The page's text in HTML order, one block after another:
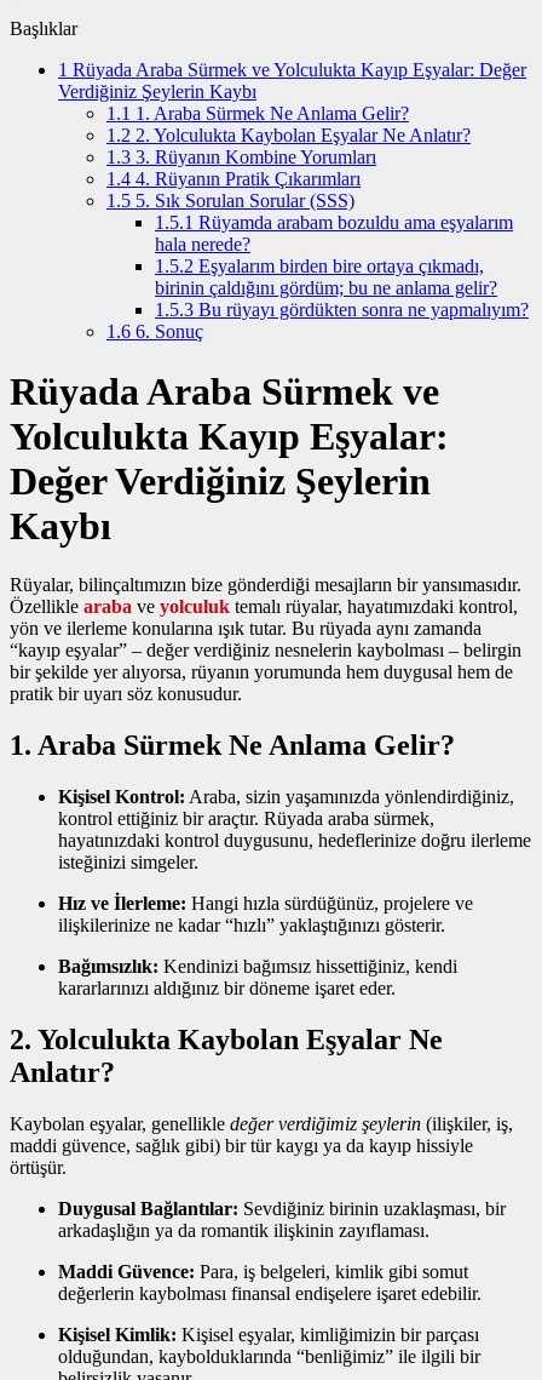
Başlıklar
1 Rüyada Araba Sürmek ve Yolculukta Kayıp Eşyalar: Değer
Verdiğiniz Şeylerin Kaybı
1.1 1. Araba Sürmek Ne Anlama Gelir?
1.2 2. Yolculukta Kaybolan Eşyalar Ne Anlatır?
1.3 3. Rüyanın Kombine Yorumları
1.4 4. Rüyanın Pratik Çıkarımları
1.5 5. Sık Sorulan Sorular (SSS)
1.5.1 Rüyamda arabam bozuldu ama eşyalarım
hala nerede?
1.5.2 Eşyalarım birden bire ortaya çıkmadı,
birinin çaldığını gördüm; bu ne anlama gelir?
1.5.3 Bu rüyayı gördükten sonra ne yapmalıyım?
1.6 6. Sonuç
Rüyada Araba Sürmek ve
Yolculukta Kayıp Eşyalar:
Değer Verdiğiniz Şeylerin
Kaybı
Rüyalar, bilinçaltımızın bize gönderdiği mesajların bir yansımasıdır.
Özellikle araba ve yolculuk temalı rüyalar, hayatımızdaki kontrol,
yön ve ilerleme konularına ışık tutar. Bu rüyada aynı zamanda
“kayıp eşyalar” – değer verdiğiniz nesnelerin kaybolması – belirgin
bir şekilde yer alıyorsa, rüyanın yorumunda hem duygusal hem de
pratik bir uyarı söz konusudur.
1. Araba Sürmek Ne Anlama Gelir?
Kişisel Kontrol: Araba, sizin yaşamınızda yönlendirdiğiniz,
kontrol ettiğiniz bir araçtır. Rüyada araba sürmek,
hayatınızdaki kontrol duygusunu, hedeflerinize doğru ilerleme
isteğinizi simgeler.
Hız ve İlerleme: Hangi hızla sürdüğünüz, projelere ve
ilişkilerinize ne kadar “hızlı” yaklaştığınızı gösterir.
Bağımsızlık: Kendinizi bağımsız hissettiğiniz, kendi
kararlarınızı aldığınız bir döneme işaret eder.
2. Yolculukta Kaybolan Eşyalar Ne
Anlatır?
Kaybolan eşyalar, genellikle değer verdiğimiz şeylerin (ilişkiler, iş,
maddi güvence, sağlık gibi) bir tür kaygı ya da kayıp hissiyle
örtüşür.
Duygusal Bağlantılar: Sevdiğiniz birinin uzaklaşması, bir
arkadaşlığın ya da romantik ilişkinin zayıflaması.
Maddi Güvence: Para, iş belgeleri, kimlik gibi somut
değerlerin kaybolması finansal endişelere işaret edebilir.
Kişisel Kimlik: Kişisel eşyalar, kimliğimizin bir parçası
olduğundan, kaybolduklarında “benliğimiz” ile ilgili bir